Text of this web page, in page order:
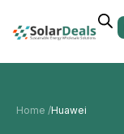
Home /Huawei